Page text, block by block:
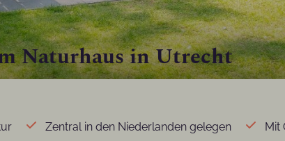
Naturhaus in Utrecht
Zentral in den Niederlanden gelegen Mit